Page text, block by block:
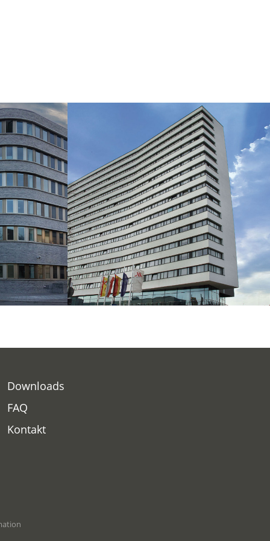
Downloads
FAQ
Kontakt